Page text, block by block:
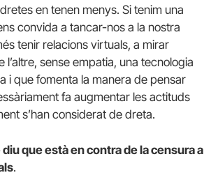
en tenen menys. Si tenim una
convida a tancar-nos a la nostra
tenir relacions virtuals, a mirar
l’altre, sense empatia, una tecnologia
i que fomenta la manera de pensar
fa augmentar les actituds
s’han considerat de dreta.
que està en contra de la censura a
.